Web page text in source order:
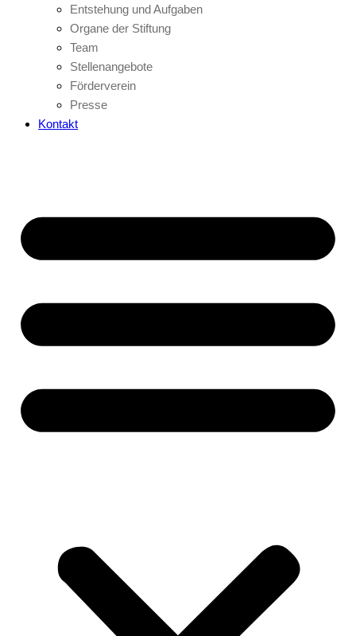
Entstehung und Aufgaben
Organe der Stiftung
Team
Stellenangebote
Förderverein
Presse
Kontakt